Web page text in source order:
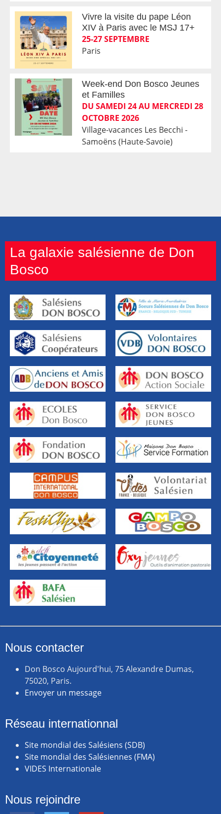
Vivre la visite du pape Léon
XIV à Paris avec le MSJ 17+
25-27 SEPTEMBRE
Paris
Week-end Don Bosco Jeunes
et Familles
DU SAMEDI 24 AU MERCREDI 28
OCTOBRE 2026
Village-vacances Les Becchi -
Samoëns (Haute-Savoie)
La galaxie salésienne de Don
Bosco
Nous contacter
Don Bosco Aujourd'hui, 75 Alexandre Dumas,
75020, Paris.
Envoyer un message
Réseau internationnal
Site mondial des Salésiens (SDB)
Site mondial des Salésiennes (FMA)
VIDES Internationale
Nous rejoindre